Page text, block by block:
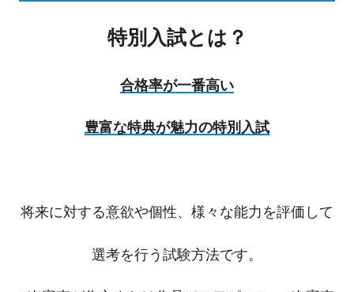
特別入試とは？
合格率が一番高い
豊富な特典が魅力の特別入試
将来に対する意欲や個性、様々な能力を評価して
選考を行う試験方法です。